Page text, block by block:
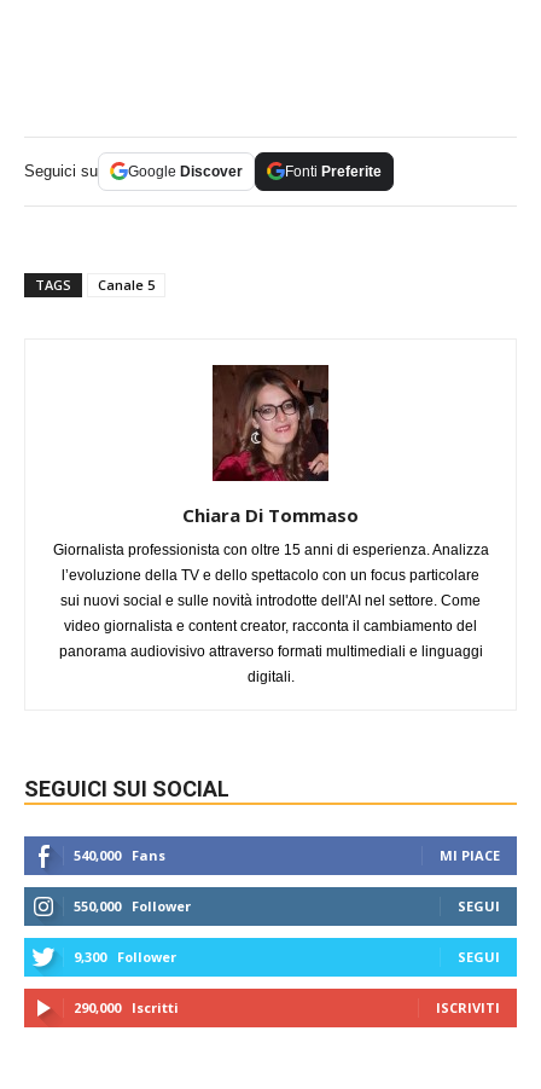
Seguici su Google Discover Fonti Preferite
TAGS Canale 5
Chiara Di Tommaso
Giornalista professionista con oltre 15 anni di esperienza. Analizza
l’evoluzione della TV e dello spettacolo con un focus particolare
sui nuovi social e sulle novità introdotte dell'AI nel settore. Come
video giornalista e content creator, racconta il cambiamento del
panorama audiovisivo attraverso formati multimediali e linguaggi
digitali.
SEGUICI SUI SOCIAL
540,000 Fans MI PIACE
550,000 Follower SEGUI
9,300 Follower SEGUI
290,000 Iscritti ISCRIVITI